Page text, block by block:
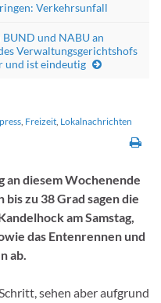
Verkehrsunfall
und NABU an
Verwaltungsgerichtshofs
und ist eindeutig
, Freizeit, Lokalnachrichten
diesem Wochenende
zu 38 Grad sagen die
am Samstag,
das Entenrennen und
ab.
sehen aber aufgrund